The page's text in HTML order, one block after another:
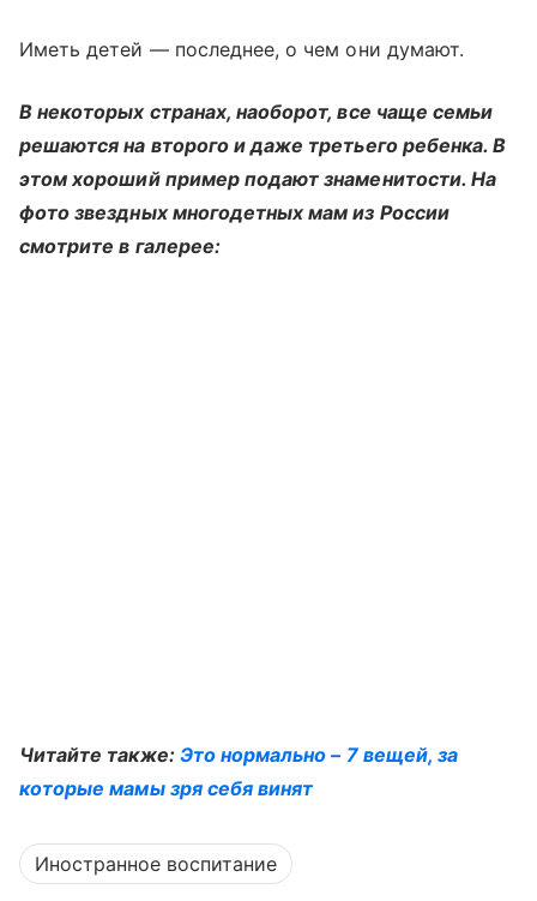
Иметь детей — последнее, о чем они думают.
В некоторых странах, наоборот, все чаще семьи
решаются на второго и даже третьего ребенка. В
этом хороший пример подают знаменитости. На
фото звездных многодетных мам из России
смотрите в галерее:
Читайте также: Это нормально – 7 вещей, за
которые мамы зря себя винят
Иностранное воспитание